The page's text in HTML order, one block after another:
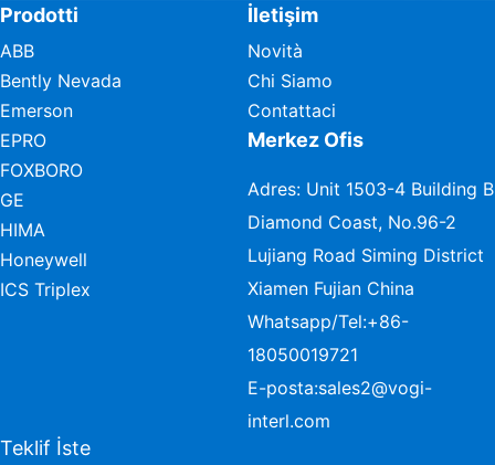
Prodotti
ABB
Bently Nevada
Emerson
EPRO
FOXBORO
GE
HIMA
Honeywell
ICS Triplex
İletişim
Novità
Chi Siamo
Contattaci
Merkez Ofis
Adres: Unit 1503-4 Building B
Diamond Coast, No.96-2
Lujiang Road Siming District
Xiamen Fujian China
Whatsapp/Tel:+86-
18050019721
E-posta:sales2@vogi-
interl.com
Teklif İste